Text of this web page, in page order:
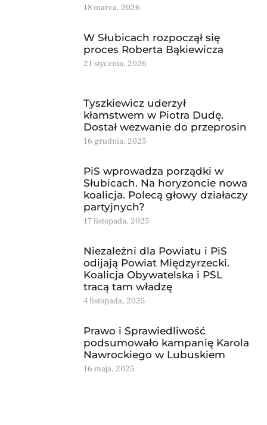
18 marca, 2026
W Słubicach rozpoczął się
proces Roberta Bąkiewicza
21 stycznia, 2026
Tyszkiewicz uderzył
kłamstwem w Piotra Dudę.
Dostał wezwanie do przeprosin
16 grudnia, 2025
PiS wprowadza porządki w
Słubicach. Na horyzoncie nowa
koalicja. Polecą głowy działaczy
partyjnych?
17 listopada, 2025
Niezależni dla Powiatu i PiS
odijają Powiat Międzyrzecki.
Koalicja Obywatelska i PSL
tracą tam władzę
4 listopada, 2025
Prawo i Sprawiedliwość
podsumowało kampanię Karola
Nawrockiego w Lubuskiem
16 maja, 2025